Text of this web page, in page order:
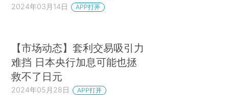
2024年03月14日 APP打开
【市场动态】套利交易吸引力
难挡 日本央行加息可能也拯
救不了日元
2024年05月28日 APP打开